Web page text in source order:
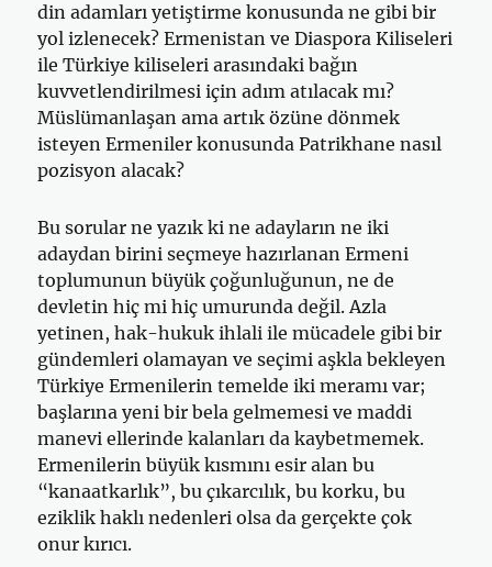
din adamları yetiştirme konusunda ne gibi bir
yol izlenecek? Ermenistan ve Diaspora Kiliseleri
ile Türkiye kiliseleri arasındaki bağın
kuvvetlendirilmesi için adım atılacak mı?
Müslümanlaşan ama artık özüne dönmek
isteyen Ermeniler konusunda Patrikhane nasıl
pozisyon alacak?
Bu sorular ne yazık ki ne adayların ne iki
adaydan birini seçmeye hazırlanan Ermeni
toplumunun büyük çoğunluğunun, ne de
devletin hiç mi hiç umurunda değil. Azla
yetinen, hak-hukuk ihlali ile mücadele gibi bir
gündemleri olamayan ve seçimi aşkla bekleyen
Türkiye Ermenilerin temelde iki meramı var;
başlarına yeni bir bela gelmemesi ve maddi
manevi ellerinde kalanları da kaybetmemek.
Ermenilerin büyük kısmını esir alan bu
“kanaatkarlık”, bu çıkarcılık, bu korku, bu
eziklik haklı nedenleri olsa da gerçekte çok
onur kırıcı.